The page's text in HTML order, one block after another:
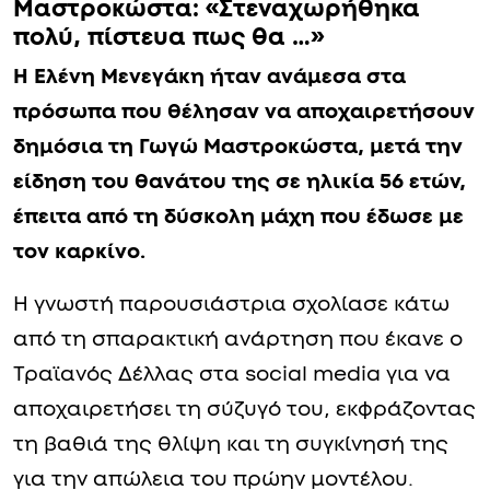
Ελένη Μενεγάκη για Γωγώ
Μαστροκώστα: «Στεναχωρήθηκα
πολύ, πίστευα πως θα …»
Η Ελένη Μενεγάκη ήταν ανάμεσα στα
πρόσωπα που θέλησαν να αποχαιρετήσουν
δημόσια τη Γωγώ Μαστροκώστα, μετά την
είδηση του θανάτου της σε ηλικία 56 ετών,
έπειτα από τη δύσκολη μάχη που έδωσε με
τον καρκίνο.